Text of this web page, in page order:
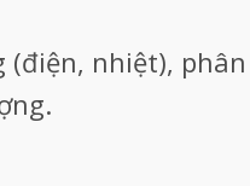
nhiệt),